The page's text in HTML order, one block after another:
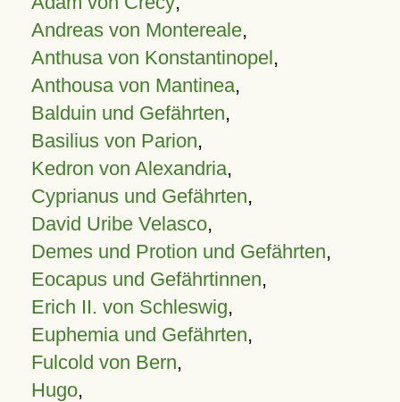
Andreas von Montereale,
Anthusa von Konstantinopel,
Anthousa von Mantinea,
Balduin und Gefährten,
Basilius von Parion,
Kedron von Alexandria,
Cyprianus und Gefährten,
David Uribe Velasco,
Demes und Protion und Gefährten,
Eocapus und Gefährtinnen,
Erich II. von Schleswig,
Euphemia und Gefährten,
Fulcold von Bern,
Hugo,